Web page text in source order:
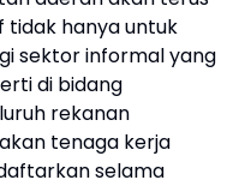
hanya untuk
sektor informal yang
di bidang
rekanan
tenaga kerja
selama